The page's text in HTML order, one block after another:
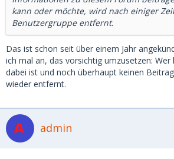
kann oder möchte, wird nach einiger
Benutzergruppe entfernt.
Das ist schon seit über einem Jahr
ich mal an, das vorsichtig umzusetzen:
dabei ist und noch überhaupt keinen
wieder entfernt.
admin